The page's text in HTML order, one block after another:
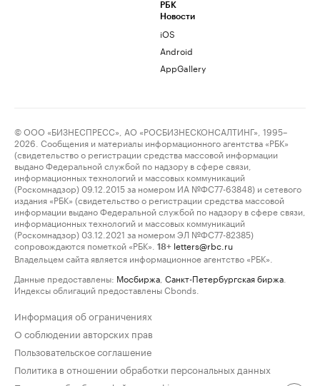
РБК
Новости
iOS
Android
AppGallery
© ООО «БИЗНЕСПРЕСС», АО «РОСБИЗНЕСКОНСАЛТИНГ», 1995–
2026. Сообщения и материалы информационного агентства «РБК»
(свидетельство о регистрации средства массовой информации
выдано Федеральной службой по надзору в сфере связи,
информационных технологий и массовых коммуникаций
(Роскомнадзор) 09.12.2015 за номером ИА №ФС77-63848) и сетевого
издания «РБК» (свидетельство о регистрации средства массовой
информации выдано Федеральной службой по надзору в сфере связи,
информационных технологий и массовых коммуникаций
(Роскомнадзор) 03.12.2021 за номером ЭЛ №ФС77-82385)
сопровождаются пометкой «РБК».
18+ letters@rbc.ru
Владельцем сайта является информационное агентство «РБК».
Данные предоставлены: Мосбиржа Санкт-Петербургская биржа
Индексы облигаций предоставлены Cbonds.
Информация об ограничениях
О соблюдении авторских прав
Пользовательское соглашение
Политика в отношении обработки персональных данных